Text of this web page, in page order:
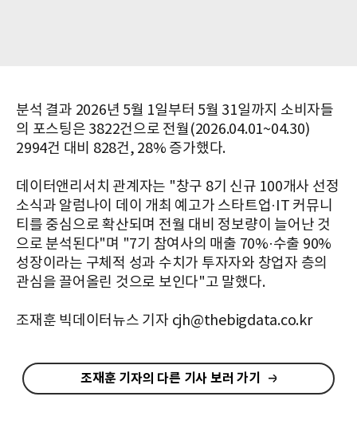
분석 결과 2026년 5월 1일부터 5월 31일까지 소비자들
의 포스팅은 3822건으로 전월(2026.04.01~04.30)
2994건 대비 828건, 28% 증가했다.
데이터앤리서치 관계자는 "창구 8기 신규 100개사 선정
소식과 알럼나이 데이 개최 예고가 스타트업·IT 커뮤니
티를 중심으로 확산되며 전월 대비 정보량이 늘어난 것
으로 분석된다"며 "7기 참여사의 매출 70%·수출 90%
성장이라는 구체적 성과 수치가 투자자와 창업자 층의
관심을 끌어올린 것으로 보인다"고 말했다.
조재훈 빅데이터뉴스 기자 cjh@thebigdata.co.kr
조재훈 기자의 다른 기사 보러 가기